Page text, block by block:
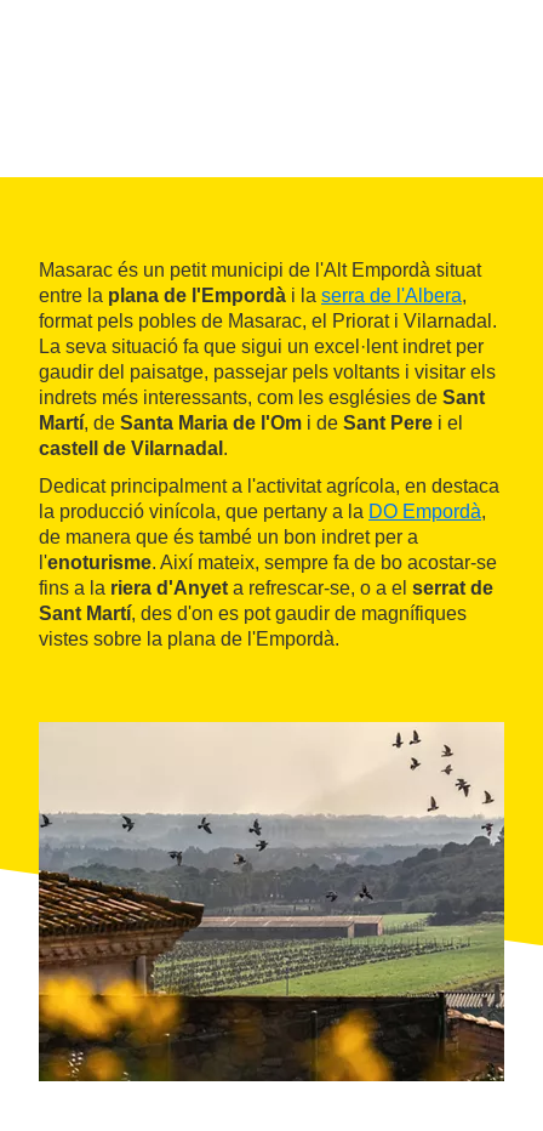
Masarac és un petit municipi de l'Alt Empordà situat
entre la plana de l'Empordà i la serra de l'Albera,
format pels pobles de Masarac, el Priorat i Vilarnadal.
La seva situació fa que sigui un excel·lent indret per
gaudir del paisatge, passejar pels voltants i visitar els
indrets més interessants, com les esglésies de Sant
Martí, de Santa Maria de l'Om i de Sant Pere i el
castell de Vilarnadal .
Dedicat principalment a l'activitat agrícola, en destaca
la producció vinícola, que pertany a la DO Empordà,
de manera que és també un bon indret per a
l'enoturisme. Així mateix, sempre fa de bo acostar-se
fins a la riera d'Anyet a refrescar-se, o a el serrat de
Sant Martí, des d'on es pot gaudir de magnífiques
vistes sobre la plana de l'Empordà.